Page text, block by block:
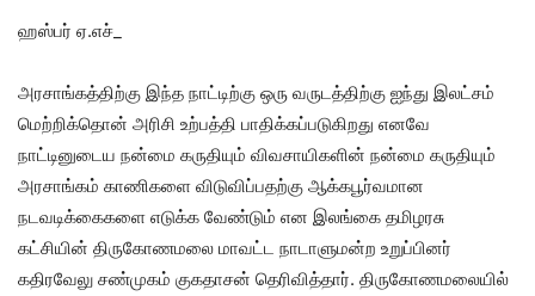
ஹஸ்பர் ஏ.எச்_
அரசாங்கத்திற்கு இந்த நாட்டிற்கு ஒரு வருடத்திற்கு ஐந்து இலட்சம்
மெற்றிக்தொன் அரிசி உற்பத்தி பாதிக்கப்படுகிறது எனவே
நாட்டினுடைய நன்மை கருதியும் விவசாயிகளின் நன்மை கருதியும்
அரசாங்கம் காணிகளை விடுவிப்பதற்கு ஆக்கபூர்வமான
நடவடிக்கைகளை எடுக்க வேண்டும் என இலங்கை தமிழரசு
கட்சியின் திருகோணமலை மாவட்ட நாடாளுமன்ற உறுப்பினர்
கதிரவேலு சண்முகம் குகதாசன் தெரிவித்தார். திருகோணமலையில்